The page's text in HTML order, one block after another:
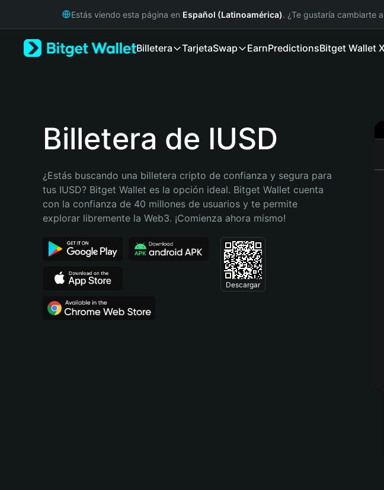
Русский
Bahasa Indonesia
Português (Brasil)
Estás viendo esta página en Español (Latinoamérica). ¿Te gustaría cambiarte a
Billetera TarjetaSwap EarnPredictionsBitget Wallet X
Billetera de IUSD
¿Estás buscando una billetera cripto de confianza y segura para
tus IUSD? Bitget Wallet es la opción ideal. Bitget Wallet cuenta
con la confianza de 40 millones de usuarios y te permite
explorar libremente la Web3. ¡Comienza ahora mismo!
Descargar